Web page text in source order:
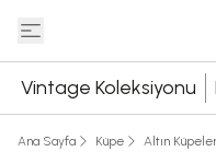
Vintage Koleksiyonu
Ana Sayfa Küpe Altın